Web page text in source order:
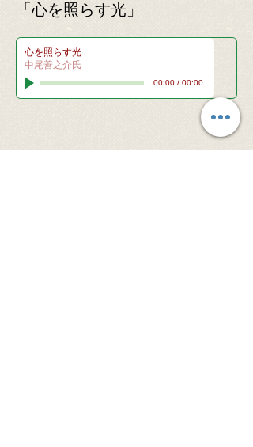
「心を照らす光」
心を照らす光
中尾善之介氏
00:00/ 00:00